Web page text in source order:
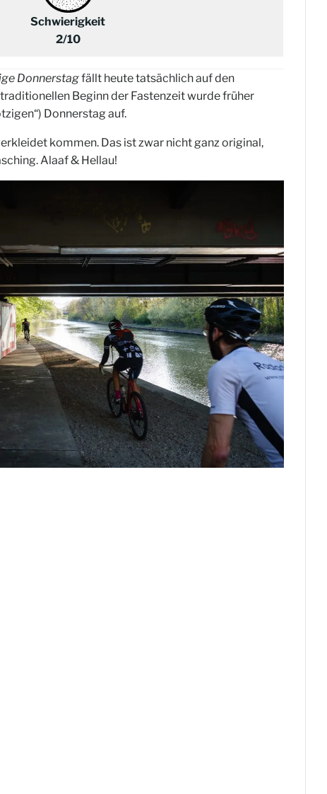
Schwierigkeit
2/10
Donnerstagfällt heute tatsächlich auf den
Beginn der Fastenzeit wurde früher
Donnerstag auf.
kommen. Das ist zwar nicht ganz original,
Alaaf & Hellau!